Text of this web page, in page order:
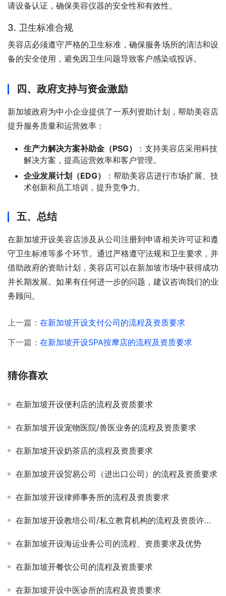
请设备认证，确保美容仪器的安全性和有效性。
3. 卫生标准合规
美容店必须遵守严格的卫生标准，确保服务场所的清洁和设
备的安全使用，避免因卫生问题导致客户感染或投诉。
四、政府支持与资金激励
新加坡政府为中小企业提供了一系列资助计划，帮助美容店
提升服务质量和运营效率：
生产力解决方案补助金（PSG）
：支持美容店采用科技
解决方案，提高运营效率和客户管理。
企业发展计划（EDG）
：帮助美容店进行市场扩展、技
术创新和员工培训，提升竞争力。
五、总结
在新加坡开设美容店涉及从公司注册到申请相关许可证和遵
守卫生标准等多个环节。通过严格遵守法规和卫生要求，并
借助政府的资助计划，美容店可以在新加坡市场中获得成功
并长期发展。如果有任何进一步的问题，建议咨询我们的业
务顾问。
上一篇： 在新加坡开设支付公司的流程及资质要求
下一篇： 在新加坡开设SPA按摩店的流程及资质要求
猜你喜欢
在新加坡开设便利店的流程及资质要求
在新加坡开设宠物医院/兽医业务的流程及资质要求
在新加坡开设奶茶店的流程及资质要求
在新加坡开设贸易公司（进出口公司）的流程及资质要求
在新加坡开设律师事务所的流程及资质要求
在新加坡开设教培公司/私立教育机构的流程及资质许可要求
在新加坡开设海运业务公司的流程、资质要求及优势
在新加坡开餐饮公司的流程及资质要求
在新加坡开设中医诊所的流程及资质要求